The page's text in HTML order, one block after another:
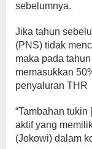
sebelumnya.
Jika tahun
(PNS) tidak
maka pada
memasukkan
penyaluran THR
“Tambahan
aktif yang
(Jokowi) dalam